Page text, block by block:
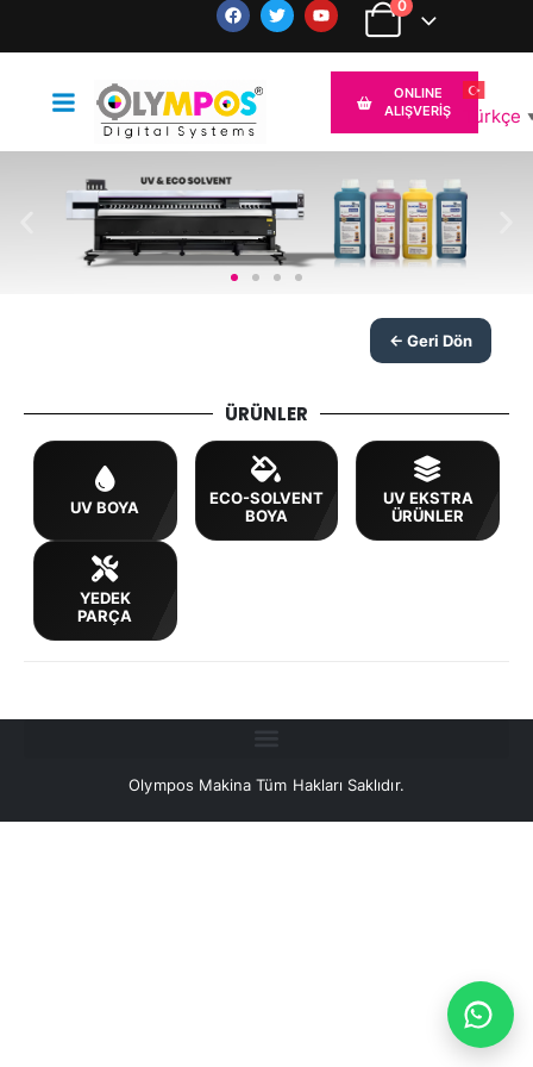
0
ONLINE
ALIŞVERİŞ
Türkçe
← Geri Dön
ÜRÜNLER
UV BOYA
ECO-SOLVENT
BOYA
UV EKSTRA
ÜRÜNLER
YEDEK
PARÇA
Olympos Makina Tüm Hakları Saklıdır.